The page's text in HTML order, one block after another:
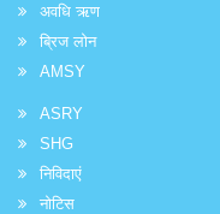
अवधि ऋण
ब्रिज लोन
AMSY
ASRY
SHG
निविदाएं
नोटिस